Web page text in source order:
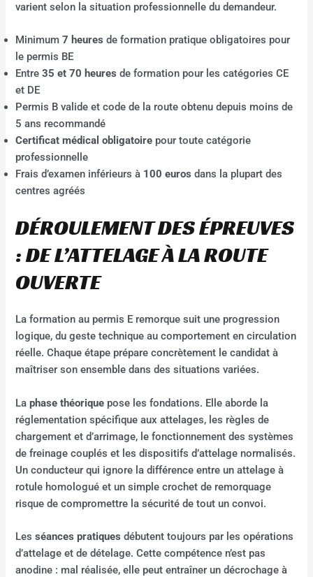
varient selon la situation professionnelle du demandeur.
Minimum7 heures de formation pratique obligatoires pour
le permis BE
Entre35 et 70 heures de formation pour les catégories CE
et DE
Permis B valide et code de la route obtenu depuis moins de
5 ans recommandé
Certificat médical obligatoire pour toute catégorie
professionnelle
Frais d’examen inférieurs à 100 euros dans la plupart des
centres agréés
DÉROULEMENT DES ÉPREUVES
: DE L’ATTELAGE À LA ROUTE
OUVERTE
La formation au permis E remorque suit une progression
logique, du geste technique au comportement en circulation
réelle. Chaque étape prépare concrètement le candidat à
maîtriser son ensemble dans des situations variées.
Laphase théorique pose les fondations. Elle aborde la
réglementation spécifique aux attelages, les règles de
chargement et d’arrimage, le fonctionnement des systèmes
de freinage couplés et les dispositifs d’attelage normalisés.
Un conducteur qui ignore la différence entre un attelage à
rotule homologué et un simple crochet de remorquage
risque de compromettre la sécurité de tout un convoi.
Lesséances pratiques débutent toujours par les opérations
d’attelage et de dételage. Cette compétence n’est pas
anodine : mal réalisée, elle peut entraîner un décrochage à